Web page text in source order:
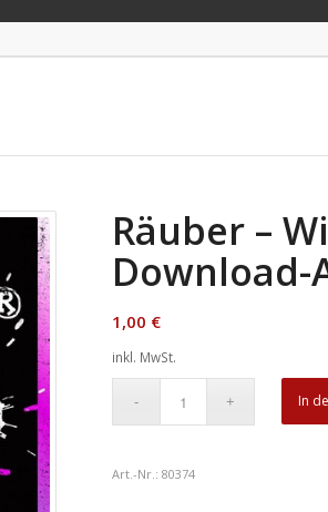
Räuber –
Download-
1,00 €
inkl. MwSt.
In
Art.-Nr.:80374